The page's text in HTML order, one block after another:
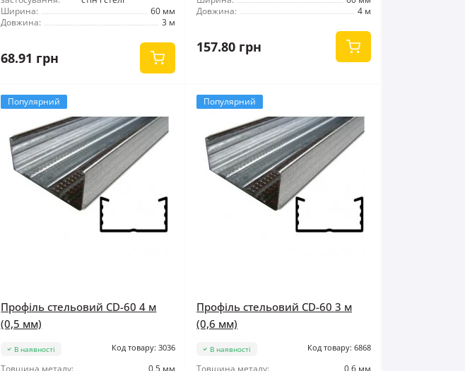
Ширина:
60 мм
Довжина:
3 м
68.91 грн
Довжина:
4 м
157.80 грн
Популярний
Профіль стельовий CD-60 4 м
(0,5 мм)
В наявності Код товару: 3036
Популярний
Профіль стельовий CD-60 3 м
(0,6 мм)
В наявності Код товару: 6868